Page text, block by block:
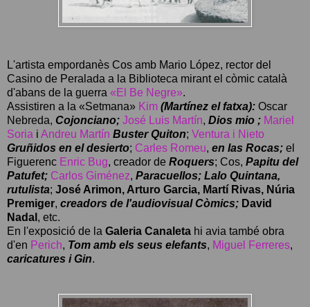
L'artista empordanès Cos amb Mario López, rector del
Casino de Peralada a la Biblioteca mirant el còmic català
d'abans de la guerra «El Be Negre».
Assistiren a la «Setmana» Kim (Martínez el fatxa): Oscar
Nebreda, Cojonciano; José Luis Martín, Dios mio ; Mariel
Soria i Andreu Martín Buster Quiton; Ventura i Nieto
Gruñidos en el desierto; Carles Romeu, en las Rocas; el
Figuerenc Enric Bug, creador de Roquers; Cos, Papitu del
Patufet; Carlos Giménez, Paracuellos; Lalo Quintana,
rutulista; José Arimon, Arturo Garcia, Martí Rivas, Núria
Premiger, creadors de l'audiovisual Còmics; David
Nadal , etc.
En l'exposició de la Galeria Canaleta hi avia també obra
d'en Perich, Tom amb els seus elefants, Miguel Ferreres,
caricatures i Gin.